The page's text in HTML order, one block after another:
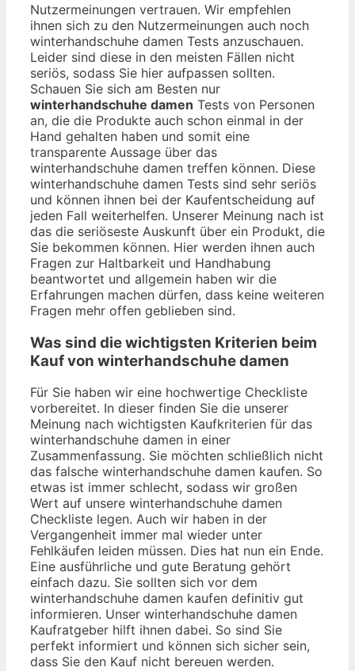
Nutzermeinungen vertrauen. Wir empfehlen
ihnen sich zu den Nutzermeinungen auch noch
winterhandschuhe damen Tests anzuschauen.
Leider sind diese in den meisten Fällen nicht
seriös, sodass Sie hier aufpassen sollten.
Schauen Sie sich am Besten nur
winterhandschuhe damen Tests von Personen
an, die die Produkte auch schon einmal in der
Hand gehalten haben und somit eine
transparente Aussage über das
winterhandschuhe damen treffen können. Diese
winterhandschuhe damen Tests sind sehr seriös
und können ihnen bei der Kaufentscheidung auf
jeden Fall weiterhelfen. Unserer Meinung nach ist
das die seriöseste Auskunft über ein Produkt, die
Sie bekommen können. Hier werden ihnen auch
Fragen zur Haltbarkeit und Handhabung
beantwortet und allgemein haben wir die
Erfahrungen machen dürfen, dass keine weiteren
Fragen mehr offen geblieben sind.
Was sind die wichtigsten Kriterien beim
Kauf von winterhandschuhe damen
Für Sie haben wir eine hochwertige Checkliste
vorbereitet. In dieser finden Sie die unserer
Meinung nach wichtigsten Kaufkriterien für das
winterhandschuhe damen in einer
Zusammenfassung. Sie möchten schließlich nicht
das falsche winterhandschuhe damen kaufen. So
etwas ist immer schlecht, sodass wir großen
Wert auf unsere winterhandschuhe damen
Checkliste legen. Auch wir haben in der
Vergangenheit immer mal wieder unter
Fehlkäufen leiden müssen. Dies hat nun ein Ende.
Eine ausführliche und gute Beratung gehört
einfach dazu. Sie sollten sich vor dem
winterhandschuhe damen kaufen definitiv gut
informieren. Unser winterhandschuhe damen
Kaufratgeber hilft ihnen dabei. So sind Sie
perfekt informiert und können sich sicher sein,
dass Sie den Kauf nicht bereuen werden.